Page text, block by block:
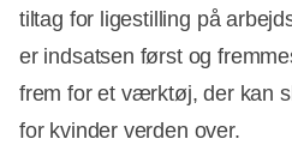
tiltag for ligestilling på
er indsatsen først og
frem for et værktøj, der kan
for kvinder verden over.